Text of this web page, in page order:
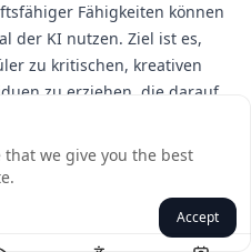
Fähigkeiten können
der KI nutzen. Ziel ist es,
zu kritischen, kreativen
zu erziehen, die darauf
von KI beeinflussten
dass
des menschlichen
der Besorgnis ist.
that we give you the best
Accept